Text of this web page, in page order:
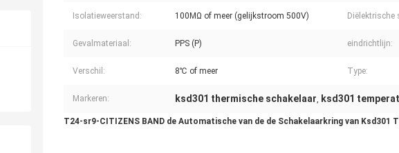
Isolatieweerstand: 100MΩ of meer (gelijkstroom 500V) Diëlektrische
Gevalmateriaal: PPS (P) eindrichtlijn:
Verschil: 8℃ of meer Type:
Markeren: ksd301 thermische schakelaar ksd301
T24-sr9-CITIZENS BAND de Automatische van de de Schakelaarkring van